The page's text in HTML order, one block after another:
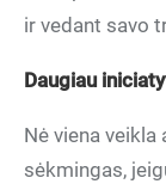
ir vedant savo
Daugiau
Nė viena veikla
sėkmingas,